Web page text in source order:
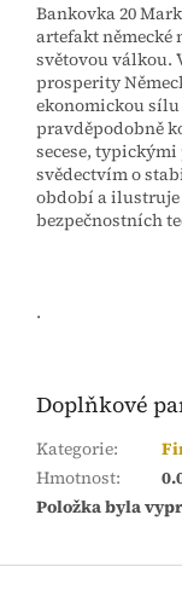
Bankovka 20
artefakt německé
světovou válkou.
prosperity
ekonomickou sílu
pravděpodobně
secese,
svědectvím o
období a
bezpečnostních
.
Doplňkové
Kategorie:
Hmotnost:
Položka byla
Z